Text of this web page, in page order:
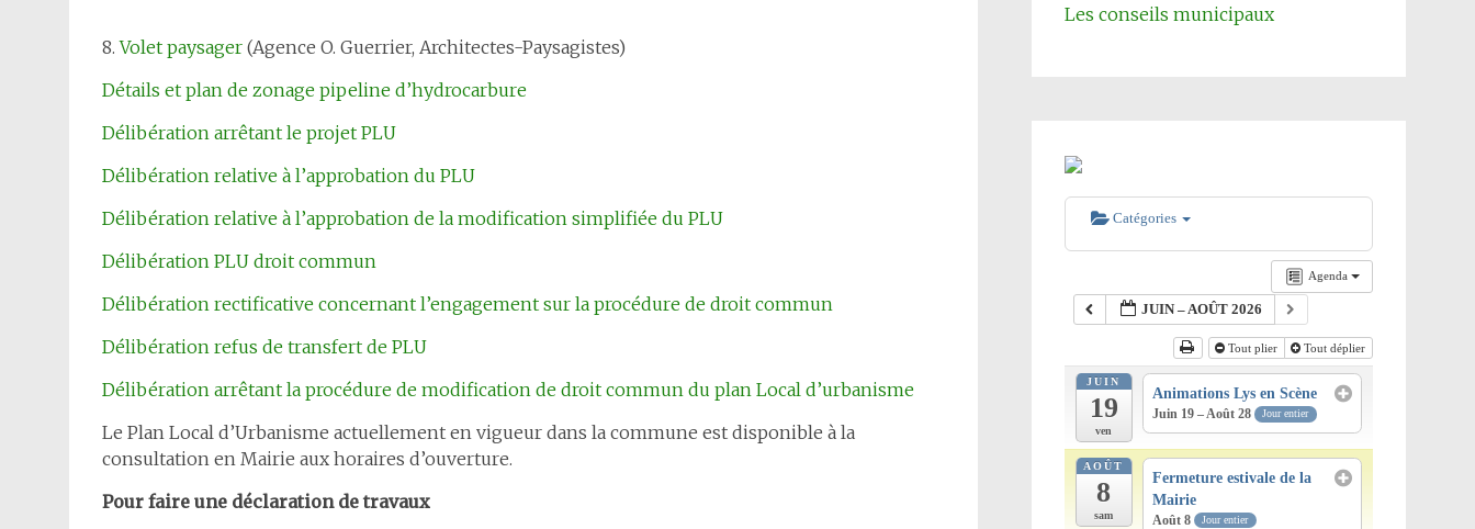
8.Volet paysager (Agence O. Guerrier, Architectes-Paysagistes)
Détails et plan de zonage pipeline d’hydrocarbure
Délibération arrêtant le projet PLU
Délibération relative à l’approbation du PLU
Délibération relative à l’approbation de la modification simplifiée du PLU
Délibération PLU droit commun
Délibération rectificative concernant l’engagement sur la procédure de droit commun
Délibération refus de transfert de PLU
Délibération arrêtant la procédure de modification de droit commun du plan Local d’urbanisme
Le Plan Local d’Urbanisme actuellement en vigueur dans la commune est disponible à la
consultation en Mairie aux horaires d’ouverture.
Pour faire une déclaration de travaux
Les conseils municipaux
Catégories
Agenda
JUIN – AOÛT 2026
Tout plier Tout déplier
JUIN
19
ven
Animations Lys en Scène
Juin 19 – Août 28 Jour entier
AOÛT
8
sam
Fermeture estivale de la
Mairie
Août 8 Jour entier